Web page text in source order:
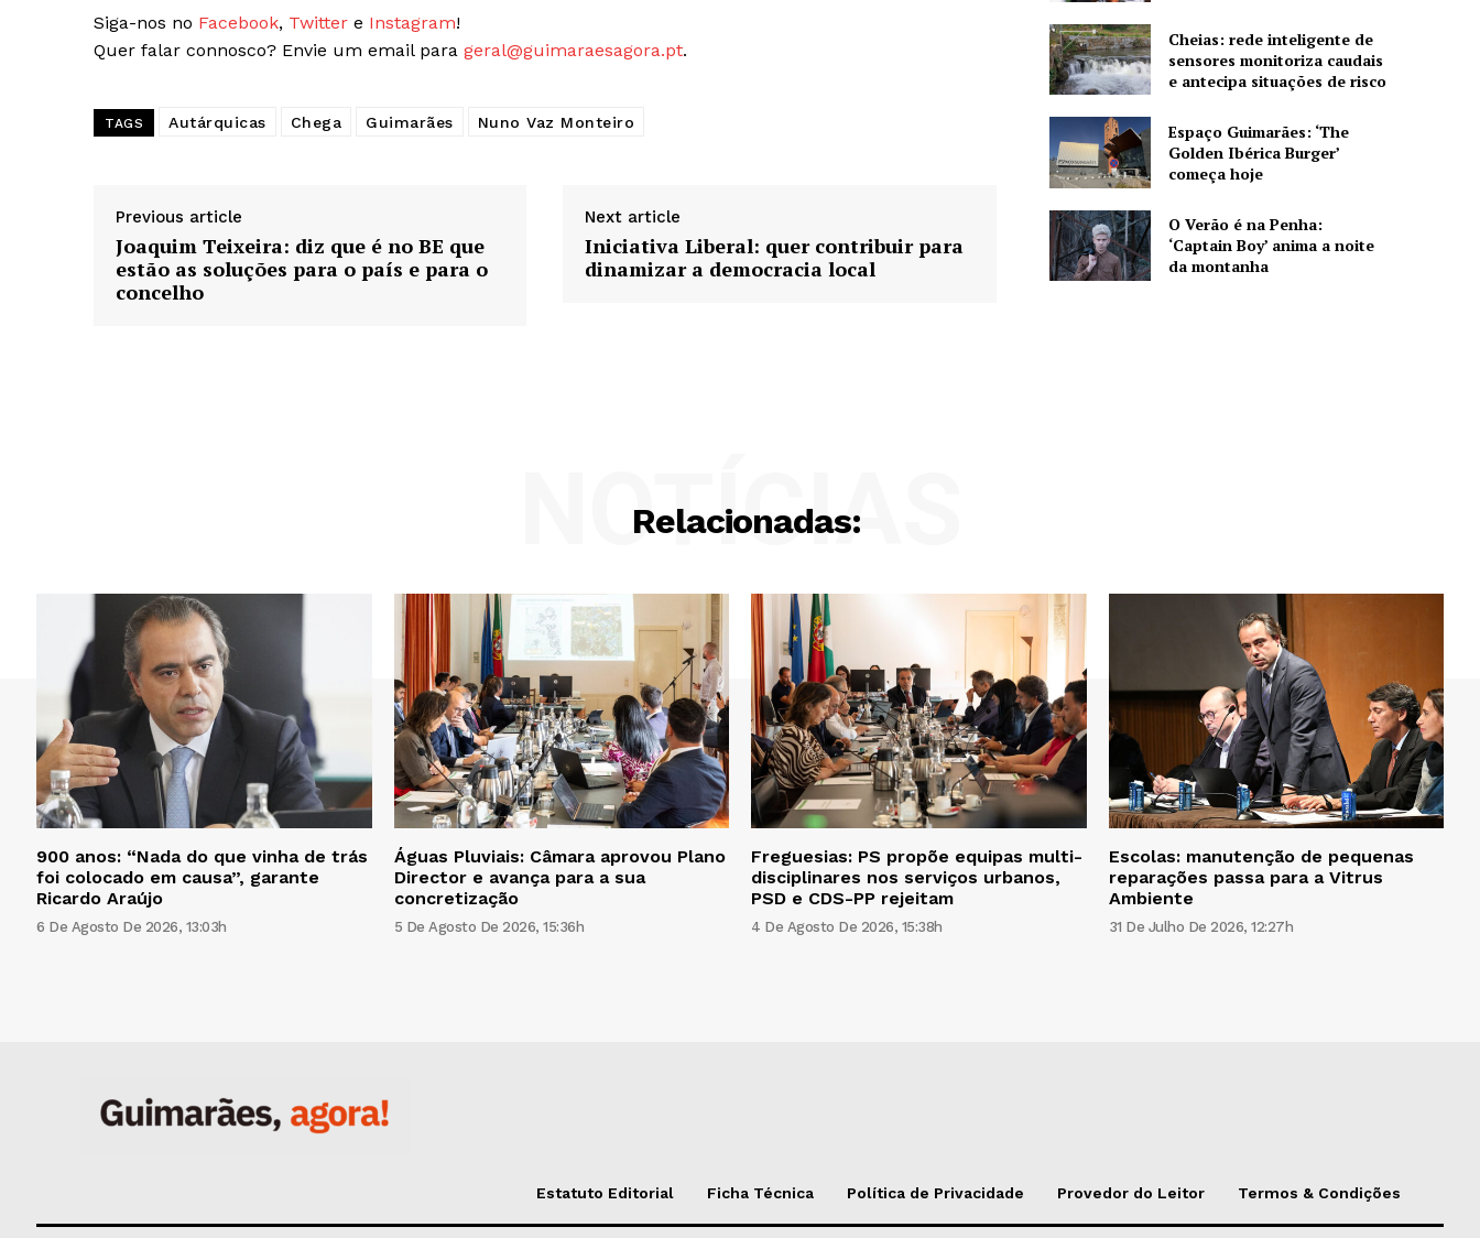
Siga-nos no Facebook, Twitter e Instagram!
Quer falar connosco? Envie um email para geral@guimaraesagora.pt.
TAGS Autárquicas Chega Guimarães Nuno Vaz Monteiro
Previous article
Joaquim Teixeira: diz que é no BE que
estão as soluções para o país e para o
concelho
Next article
Iniciativa Liberal: quer contribuir para
dinamizar a democracia local
Cheias: rede inteligente de
sensores monitoriza caudais
e antecipa situações de risco
Espaço Guimarães: ‘The
Golden Ibérica Burger’
começa hoje
O Verão é na Penha:
‘Captain Boy’ anima a noite
da montanha
Relacionadas:
NOTÍCIAS
900 anos: “Nada do que vinha de trás
foi colocado em causa”, garante
Ricardo Araújo
6 De Agosto De 2026, 13:03h
Águas Pluviais: Câmara aprovou Plano
Director e avança para a sua
concretização
5 De Agosto De 2026, 15:36h
Freguesias: PS propõe equipas multi-
disciplinares nos serviços urbanos,
PSD e CDS-PP rejeitam
4 De Agosto De 2026, 15:38h
Escolas: manutenção de pequenas
reparações passa para a Vitrus
Ambiente
31 De Julho De 2026, 12:27h
Estatuto Editorial Ficha Técnica Política de Privacidade Provedor do Leitor Termos & Condições